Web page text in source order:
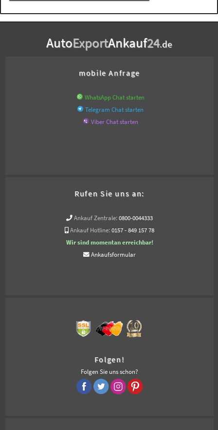
AutoExportAnkauf24.de
mobile Anfrage
WhatsApp Chat starten
Telegram Chat starten
Viber Chat starten
Rufen Sie uns an:
Ankauf Zentrale: 0800-0044333
Ankauf Hotline: 0157 - 849 157 78
Wir sind momentan erreichbar!
Ankaufsformular
Folgen!
Folgen Sie uns schon?